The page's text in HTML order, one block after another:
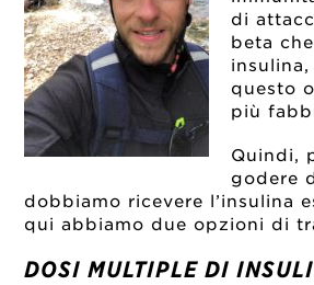
di
beta
questo
più
Quindi,
godere
dobbiamo ricevere l’insulina
qui abbiamo due opzioni di
DOSI MULTIPLE DI